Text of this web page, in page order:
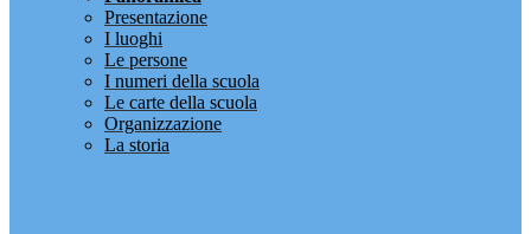
Presentazione
I luoghi
Le persone
I numeri della scuola
Le carte della scuola
Organizzazione
La storia